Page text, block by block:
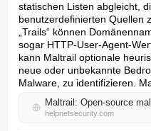
statischen Listen abgleicht,
benutzerdefinierten Quellen
„Trails“ können
sogar HTTP-User-Agent-
kann Maltrail optionale
neue oder unbekannte
Malware, zu identifizieren.
helpnetsecurity.com